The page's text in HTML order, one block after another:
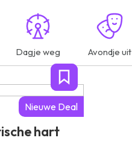
Dagje weg Avondje uit
Nieuwe Deal
hart